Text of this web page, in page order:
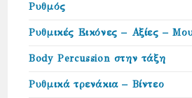
Ρυθμός
Ρυθμικές Εικόνες – Αξίες –
Body Percussion στην τάξη
Ρυθμικά τρενάκια – Βίντεο